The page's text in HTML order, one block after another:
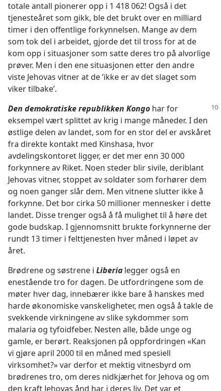
totale antall pionerer opp i 1 418 062! Også i det
tjenesteåret som gikk, ble det brukt over en milliard
timer i den offentlige forkynnelsen. Mange av dem
som tok del i arbeidet, gjorde det til tross for at de
kom opp i situasjoner som satte deres tro på alvorlige
prøver. Men i den ene situasjonen etter den andre
viste Jehovas vitner at de ’ikke er av det slaget som
viker tilbake’.
Den demokratiske republikken Kongo har for
eksempel vært splittet av krig i mange måneder. I den
østlige delen av landet, som for en stor del er avskåret
fra direkte kontakt med Kinshasa, hvor
avdelingskontoret ligger, er det mer enn 30 000
forkynnere av Riket. Noen steder blir sivile, deriblant
Jehovas vitner, stoppet av soldater som forhører dem
og noen ganger slår dem. Men vitnene slutter ikke å
forkynne. Det bor cirka 50 millioner mennesker i dette
landet. Disse trenger også å få mulighet til å høre det
gode budskap. I gjennomsnitt brukte forkynnerne der
rundt 13 timer i felttjenesten hver måned i løpet av
året.
Brødrene og søstrene i Liberialegger også en
enestående tro for dagen. De utfordringene som de
møter hver dag, innebærer ikke bare å hanskes med
harde økonomiske vanskeligheter, men også å takle de
svekkende virkningene av slike sykdommer som
malaria og tyfoidfeber. Nesten alle, både unge og
gamle, er berørt. Reaksjonen på oppfordringen «Kan
vi gjøre april 2000 til en måned med spesiell
virksomhet?» var derfor et mektig vitnesbyrd om
brødrenes tro, om deres nidkjærhet for Jehova og om
den kraft Jehovas ånd har i deres liv. Det var et